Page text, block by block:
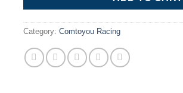
Category: Comtoyou Racing